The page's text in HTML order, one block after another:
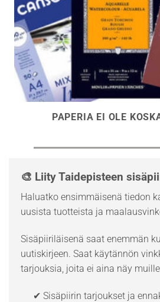
PAPERIA EI OLE
🎨 Liity Taidepisteen
Haluatko ensimmäisenä tiedon
uusista tuotteista ja
Sisäpiiriläisenä saat enemmän
uutiskirjeen. Saat käytännön
tarjouksia, joita ei aina näy
✔ Sisäpiirin tarjoukset ja